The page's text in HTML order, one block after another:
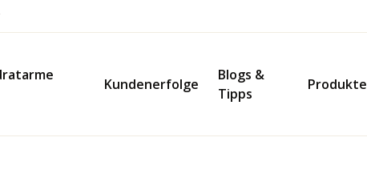
Kundenerfolge
Blogs &
Tipps
Produkte